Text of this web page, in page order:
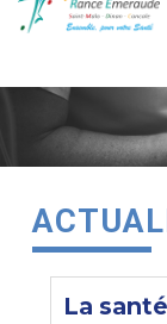
La